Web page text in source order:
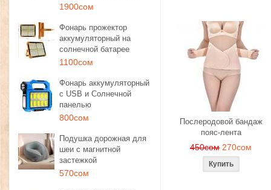
1900сом
Фонарь прожектор
аккумуляторный на
солнечной батарее
1100сом
Фонарь аккумуляторный
с USB и Солнечной
панелью
800сом
Подушка дорожная для
шеи с магнитной
застежкой
570сом
Послеродовой бандаж
пояс-лента
450сом 270сом